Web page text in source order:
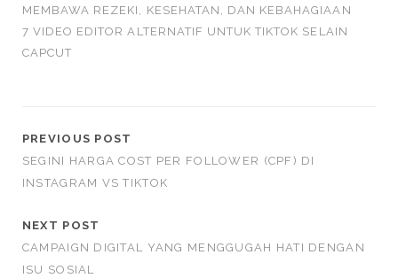
MEMBAWA REZEKI, KESEHATAN, DAN KEBAHAGIAAN
7 VIDEO EDITOR ALTERNATIF UNTUK TIKTOK SELAIN
CAPCUT
PREVIOUS POST
SEGINI HARGA COST PER FOLLOWER (CPF) DI
INSTAGRAM VS TIKTOK
NEXT POST
CAMPAIGN DIGITAL YANG MENGGUGAH HATI DENGAN
ISU SOSIAL